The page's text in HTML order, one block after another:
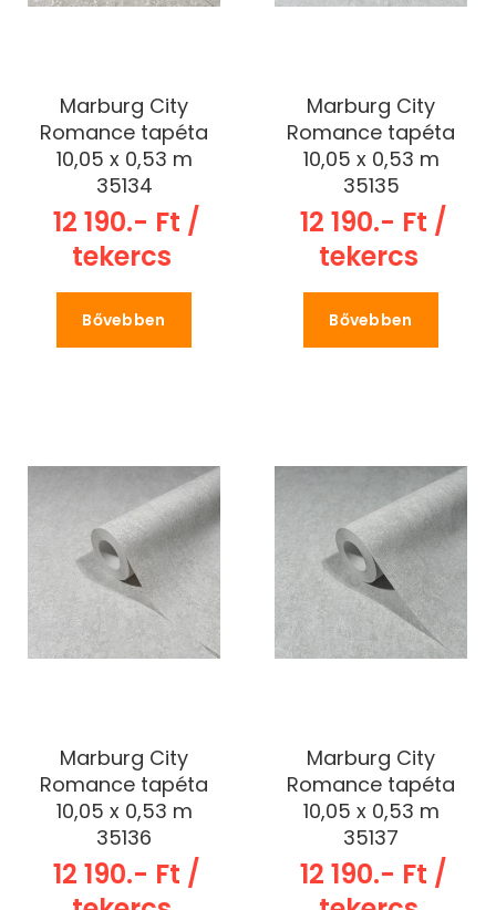
Marburg City
Romance tapéta
10,05 x 0,53 m
35134
12 190.- Ft /
tekercs
Bővebben
Marburg City
Romance tapéta
10,05 x 0,53 m
35135
12 190.- Ft /
tekercs
Bővebben
Marburg City
Romance tapéta
10,05 x 0,53 m
35136
12 190.- Ft /
Marburg City
Romance tapéta
10,05 x 0,53 m
35137
12 190.- Ft /